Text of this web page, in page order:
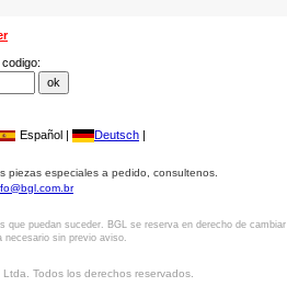
Español | Deutsch |
piezas especiales a pedido, consultenos.
puedan suceder. BGL se reserva en derecho de cambiar
necesario sin previo aviso.
Todos los derechos reservados.